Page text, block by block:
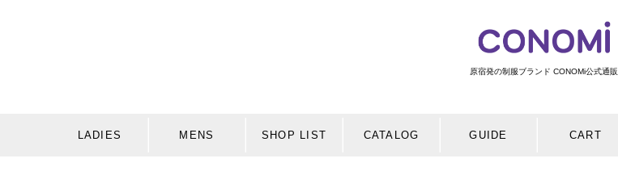
原宿発の制服ブランド CONOMi公式通販
LADIES MENS SHOP LIST CATALOG GUIDE CART